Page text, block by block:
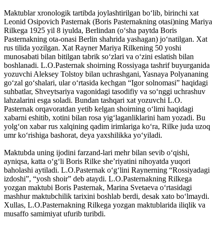
Maktublar xronologik tartibda joylashtirilgan bo‘lib, birinchi xat
Leonid Osipovich Pasternak (Boris Pasternakning otasi)ning Mariya
Rilkega 1925 yil 8 iyulda, Berlindan (o‘sha paytda Boris
Pasternakning ota-onasi Berlin shahrida yashagan) jo‘natilgan. Xat
rus tilida yozilgan. Xat Rayner Mariya Rilkening 50 yoshi
munosabati bilan bitilgan tabrik so‘zlari va o‘zini eslatish bilan
boshlanadi. L.O.Pasternak shoirning Rossiyaga tashrif buyurganida
yozuvchi Aleksey Tolstoy bilan uchrashgani, Yasnaya Polyananing
go‘zal go‘shalari, ular o‘rtasida kechgan “Igor solnomasi” haqidagi
suhbatlar, Shveytsariya vagonidagi tasodifiy va so‘nggi uchrashuv
lahzalarini esga soladi. Bundan tashqari xat yozuvchi L.O.
Pasternak orqavoratdan yetib kelgan shoirning o‘limi haqidagi
xabarni eshitib, xotini bilan rosa yig‘laganliklarini ham yozadi. Bu
yolg‘on xabar rus xalqining qadim irimlariga ko‘ra, Rilke juda uzoq
umr ko‘rishiga bashorat, deya yaxshilikka yo‘yiladi.
Maktubda uning ijodini farzand-lari mehr bilan sevib o‘qishi,
ayniqsa, katta o‘g‘li Boris Rilke she’riyatini nihoyatda yuqori
baholashi aytiladi. L.O.Pasternak o‘g‘lini Raynerning “Rossiyadagi
izdoshi”, “yosh shoir” deb ataydi. L.O.Pasternakning Rilkega
yozgan maktubi Boris Pasternak, Marina Svetaeva o‘rtasidagi
mashhur maktubchilik tarixini boshlab berdi, desak xato bo‘lmaydi.
Xullas, L.O.Pasternakning Rilkega yozgan maktublarida iliqlik va
musaffo samimiyat ufurib turibdi.